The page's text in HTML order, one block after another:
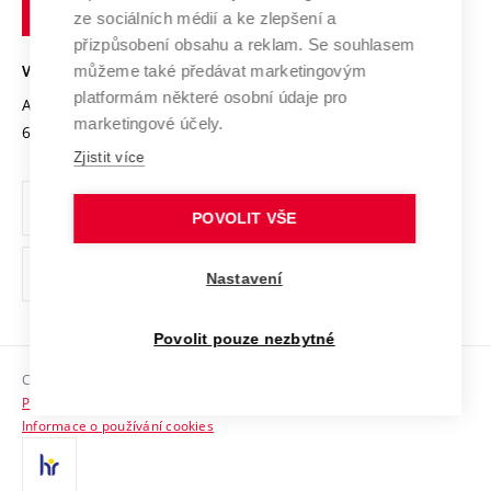
Open Science
Projekty
Projekty ze strukturálních fondů
Specifický výzkum
Mezinárodní dohody
Univerzitní sítě
Podnikavá univerzita / ContriBUTe
Bezpečná univerzita
Vyznamenání
Organizační struktura
Ochrana osobních údajů
odkaz)
Sociální bezpečí
HR Award
Kontakty
technické
Brně
VYSOKÉ UČENÍ TECHNICKÉ V BRNĚ
Antonínská 548/1
602 00 Brno
www.vut.cz
vut@vutbr.cz
Copyright © 2026 VUT
Prohlášení o přístupnosti
Informace o používání cookies
ze sociálních médií a ke zlepšení a
přizpůsobení obsahu a reklam. Se souhlasem
můžeme také předávat marketingovým
platformám některé osobní údaje pro
marketingové účely.
Zjistit více
POVOLIT VŠE
Nastavení
Povolit pouze nezbytné